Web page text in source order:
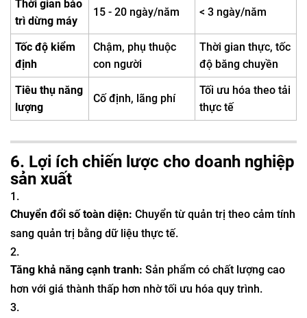
Thời gian bảo
trì dừng máy
15 - 20 ngày/năm < 3 ngày/năm
Tốc độ kiểm
định
Chậm, phụ thuộc
con người
Thời gian thực, tốc
độ băng chuyền
Tiêu thụ năng
lượng
Cố định, lãng phí
Tối ưu hóa theo tải
thực tế
6. Lợi ích chiến lược cho doanh nghiệp
sản xuất
Chuyển đổi số toàn diện: Chuyển từ quản trị theo cảm tính
sang quản trị bằng dữ liệu thực tế.
Tăng khả năng cạnh tranh: Sản phẩm có chất lượng cao
hơn với giá thành thấp hơn nhờ tối ưu hóa quy trình.